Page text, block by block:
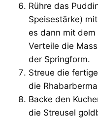
Rühre das
Speisestärke)
es dann mit dem
Verteile die
der Springform.
Streue die
die
Backe den
die Streusel